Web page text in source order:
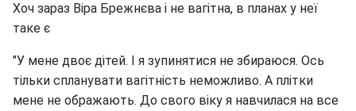
Хоч зараз Віра Брежнєва і не вагітна, в планах у неї
таке є
"У мене двоє дітей. І я зупинятися не збираюся. Ось
тільки спланувати вагітність неможливо. А плітки
мене не ображають. До свого віку я навчилася на все